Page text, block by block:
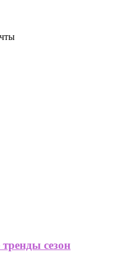
сезон